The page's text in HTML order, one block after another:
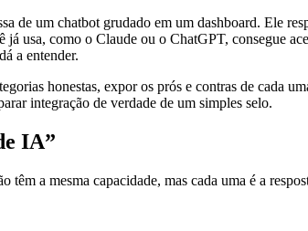
de um chatbot grudado em um dashboard. Ele
usa, como o Claude ou o ChatGPT, consegue
a entender.
honestas, expor os prós e contras de cada
integração de verdade de um simples selo.
IA”
a mesma capacidade, mas cada uma é a